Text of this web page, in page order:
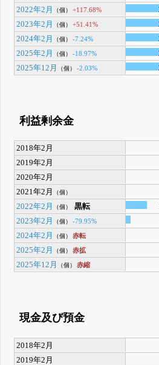
2022年2月
（個） +117.68%
2023年2月
（個） +51.41%
2024年2月
（個） -7.24%
2025年2月
（個） -18.97%
2025年12月
（個） -2.03%
利益剰余金
2018年2月
2019年2月
2020年2月
2021年2月
（個）
2022年2月
（個） 黒転
2023年2月
（個） -79.95%
2024年2月
（個） 赤転
2025年2月
（個） 赤拡
2025年12月
（個） 赤縮
現金及び預金
2018年2月
2019年2月